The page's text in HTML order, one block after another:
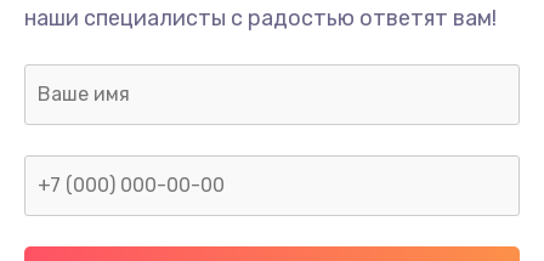
наши специалисты с радостью ответят вам!